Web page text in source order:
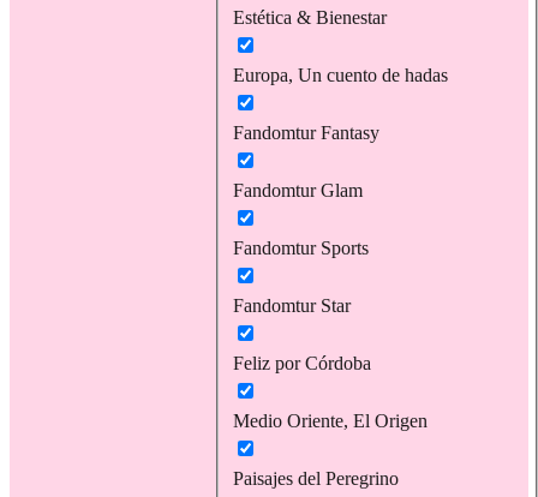
Estética & Bienestar
Europa, Un cuento de hadas
Fandomtur Fantasy
Fandomtur Glam
Fandomtur Sports
Fandomtur Star
Feliz por Córdoba
Medio Oriente, El Origen
Paisajes del Peregrino